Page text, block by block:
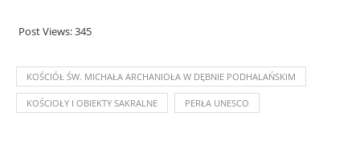
Post Views:345
KOŚCIÓŁ ŚW. MICHAŁA ARCHANIOŁA W DĘBNIE PODHALAŃSKIM
KOŚCIOŁY I OBIEKTY SAKRALNE PERŁA UNESCO